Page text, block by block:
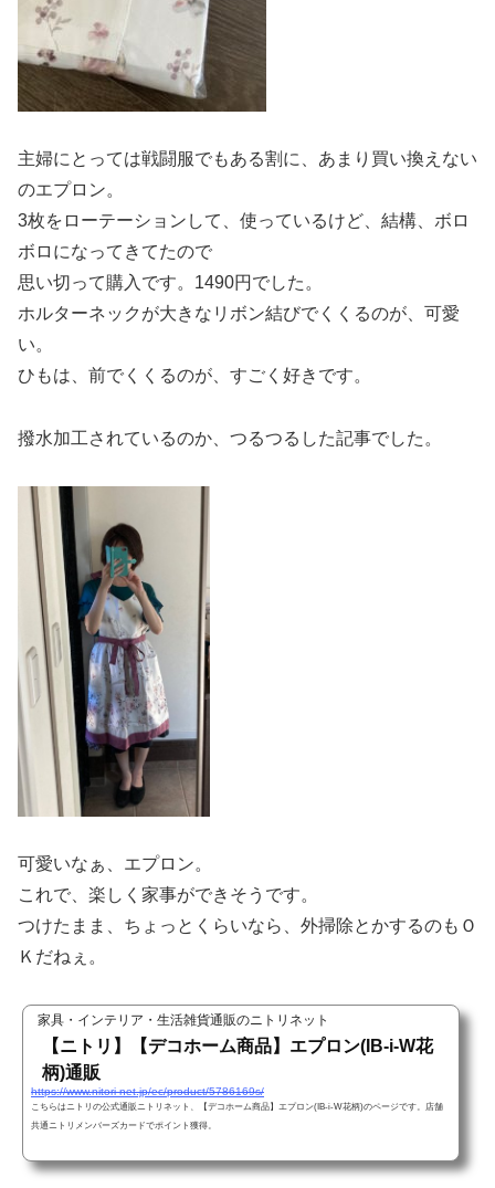
主婦にとっては戦闘服でもある割に、あまり買い換えない
のエプロン。
3枚をローテーションして、使っているけど、結構、ボロ
ボロになってきてたので
思い切って購入です。1490円でした。
ホルターネックが大きなリボン結びでくくるのが、可愛
い。
ひもは、前でくくるのが、すごく好きです。
撥水加工されているのか、つるつるした記事でした。
可愛いなぁ、エプロン。
これで、楽しく家事ができそうです。
つけたまま、ちょっとくらいなら、外掃除とかするのもＯ
Ｋだねぇ。
家具・インテリア・生活雑貨通販のニトリネット
【ニトリ】【デコホーム商品】エプロン(IB-i-W花
柄)通販
https://www.nitori-net.jp/ec/product/5786169s/
こちらはニトリの公式通販ニトリネット、【デコホーム商品】エプロン(IB-i-W花柄)のページです。店舗
共通ニトリメンバーズカードでポイント獲得。